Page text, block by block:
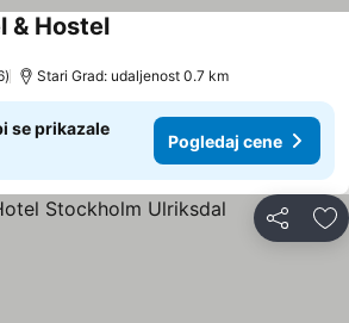
& Hostel
Stari Grad: udaljenost 0.7 km
se prikazale
Pogledaj cene
Deli